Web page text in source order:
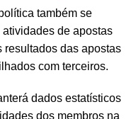
também se
de apostas
resultados das apostas
com terceiros.
dados estatísticos
dos membros na